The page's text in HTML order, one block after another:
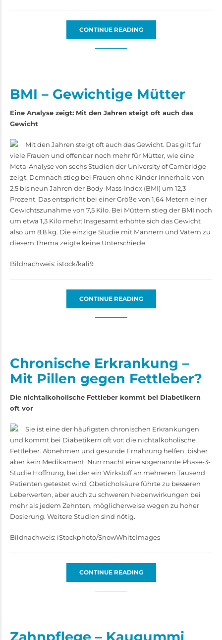
CONTINUE READING
BMI – Gewichtige Mütter
Eine Analyse zeigt: Mit den Jahren steigt oft auch das
Gewicht
Mit den Jahren steigt oft auch das Gewicht. Das gilt für
viele Frauen und offenbar noch mehr für Mütter, wie eine
Meta-Analyse von sechs Studien der University of Cambridge
zeigt. Demnach stieg bei Frauen ohne Kinder innerhalb von
2,5 bis neun Jahren der Body-Mass-Index (BMI) um 12,3
Prozent. Das entspricht bei einer Größe von 1,64 Metern einer
Gewichtszunahme von 7,5 Kilo. Bei Müttern stieg der BMI noch
um etwa 1,3 Kilo mehr: Insgesamt erhöhte sich das Gewicht
also um 8,8 kg. Die einzige Studie mit Männern und Vätern zu
diesem Thema zeigte keine Unterschiede.
Bildnachweis: istock/kali9
CONTINUE READING
Chronische Erkrankung –
Mit Pillen gegen Fettleber?
Die nichtalkoholische Fettleber kommt bei Diabetikern
oft vor
Sie ist eine der häufigsten chronischen Erkrankungen
und kommt bei Diabetikern oft vor: die nichtalkoholische
Fettleber. Abnehmen und gesunde Ernährung helfen, bisher
aber kein Medikament. Nun macht eine sogenannte Phase-3-
Studie Hoffnung, bei der ein Wirkstoff an mehreren Tausend
Patienten getestet wird. Obeticholsäure führte zu besseren
Leberwerten, aber auch zu schweren Nebenwirkungen bei
mehr als jedem Zehnten, möglicherweise wegen zu hoher
Dosierung. Weitere Studien sind nötig.
Bildnachweis: iStockphoto/SnowWhiteImages
CONTINUE READING
Zahnpflege – Kaugummi